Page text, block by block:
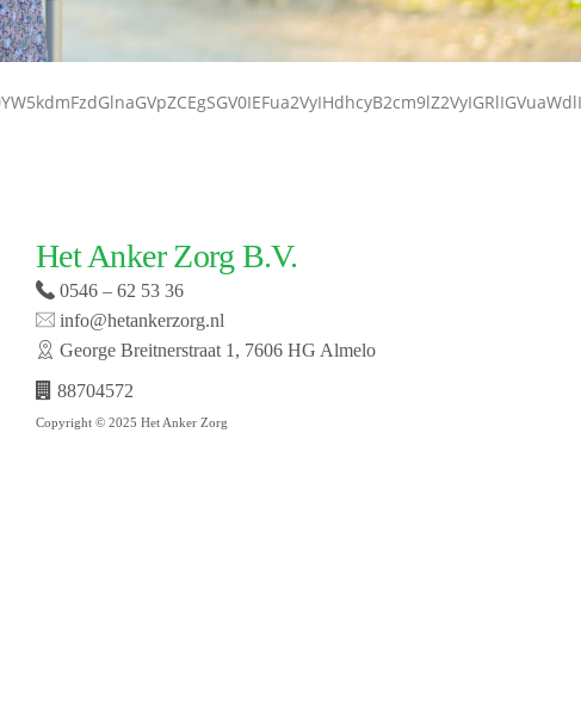
Het Anker Zorg B.V.
0546 – 62 53 36
info@hetankerzorg.nl
George Breitnerstraat 1, 7606 HG Almelo
88704572
Copyright © 2025 Het Anker Zorg